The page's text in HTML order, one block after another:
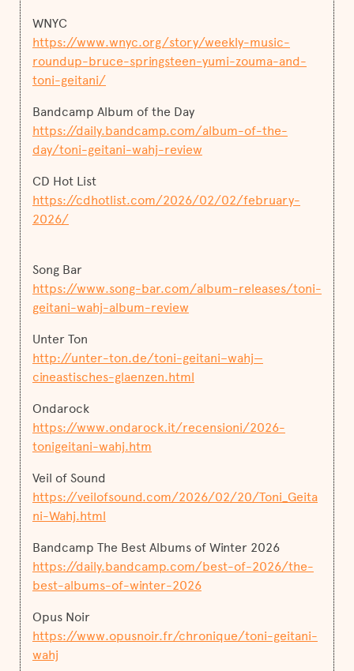
WNYC
https://www.wnyc.org/story/weekly-music-
roundup-bruce-springsteen-yumi-zouma-and-
toni-geitani/
Bandcamp Album of the Day
https://daily.bandcamp.com/album-of-the-
day/toni-geitani-wahj-review
CD Hot List
https://cdhotlist.com/2026/02/02/february-
2026/
Song Bar
https://www.song-bar.com/album-releases/toni-
geitani-wahj-album-review
Unter Ton
http://unter-ton.de/toni-geitani–wahj—
cineastisches-glaenzen.html
Ondarock
https://www.ondarock.it/recensioni/2026-
tonigeitani-wahj.htm
Veil of Sound
https://veilofsound.com/2026/02/20/Toni_Geita
ni-Wahj.html
Bandcamp The Best Albums of Winter 2026
https://daily.bandcamp.com/best-of-2026/the-
best-albums-of-winter-2026
Opus Noir
https://www.opusnoir.fr/chronique/toni-geitani-
wahj